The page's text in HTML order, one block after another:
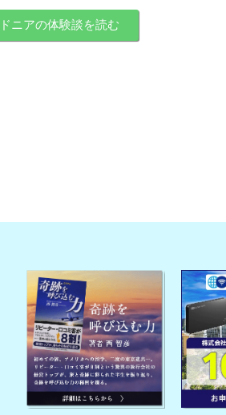
ニアの体験談を読む